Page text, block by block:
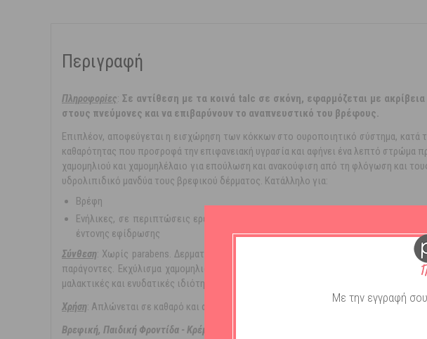
Περιγραφή
Πληρoφορiες:Σε αντίθεση με τα κοινά talc σε σκόνη, εφαρμόζεται με
στους πνεύμονες και να επιβαρύνουν το αναπνευστικό του βρέφους.
Επιπλέον, αποφεύγεται η εισχώρηση των κόκκων στο ουροποιητικό σύστημα, κατά
καθαρότητας που προσροφά την επιφανειακή υγρασία και αφήνει ένα λεπτό στρώμα
χαμομηλιού και χαμομηλέλαιο για επούλωση και ανακούφιση από τη φλόγωση και
υδρολιπιδικό μανδύα τους βρεφικού δέρματος. Κατάλληλο για:
Βρέφη
Ενήλικες, σε περιπτώσεις ερεθισμού του δέρματος λόγω τριβής, για την
έντονης εφίδρωσης
Σύνθεση: Χωρίς parabens. Δερματολογικά Ελεγμένο. Ταλκ φαρμακευτικής
παράγοντες. Εκχύλισμα χαμομηλιού: Αντιφλογιστική και αντιερεθιστική δράση.
μαλακτικές και ενυδατικές ιδιότητες.
Χρήση: Απλώνεται σε καθαρό και στεγνό δέρμα σε όλο το σώμα, δίνοντας έμφαση στη
Βρεφική, Παιδική Φροντίδα - Κρέμες Αλλαγής Πάνας - Χαμομήλι.
Με την εγγραφή